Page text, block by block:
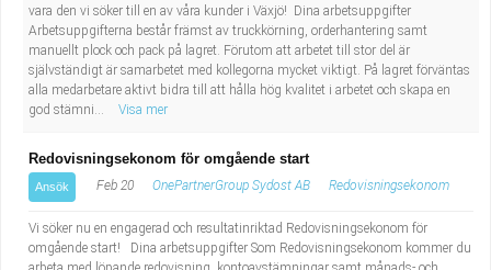
vara den vi söker till en av våra kunder i Växjö! Dina arbetsuppgifter
Arbetsuppgifterna består främst av truckkörning, orderhantering samt
manuellt plock och pack på lagret. Förutom att arbetet till stor del är
självständigt är samarbetet med kollegorna mycket viktigt. På lagret förväntas
alla medarbetare aktivt bidra till att hålla hög kvalitet i arbetet och skapa en
god stämni...
Visa mer
Redovisningsekonom för omgående start
Ansök Feb 20 OnePartnerGroup Sydost AB Redovisningsekonom
Vi söker nu en engagerad och resultatinriktad Redovisningsekonom för
omgående start! Dina arbetsuppgifter Som Redovisningsekonom kommer du